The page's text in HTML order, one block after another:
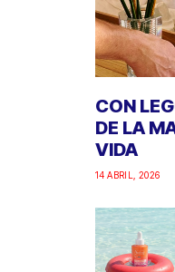
CON
DE LA
VIDA
14 ABRIL, 2026